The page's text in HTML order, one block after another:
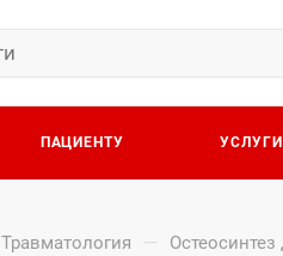
ПАЦИЕНТУ УСЛУГИ
—